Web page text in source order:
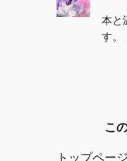
本と
す。
こ
トップペー